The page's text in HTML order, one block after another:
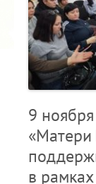
9
в